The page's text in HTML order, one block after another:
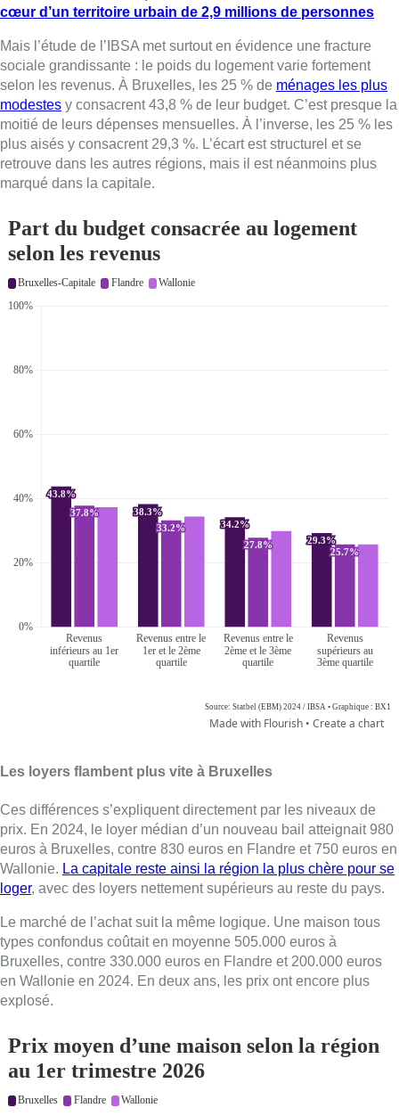
cœur d’un territoire urbain de 2,9 millions de personnes
Mais l’étude de l’IBSA met surtout en évidence une fracture
sociale grandissante : le poids du logement varie fortement
selon les revenus. À Bruxelles, les 25 % de ménages les plus
modestes y consacrent 43,8 % de leur budget. C’est presque la
moitié de leurs dépenses mensuelles. À l’inverse, les 25 % les
plus aisés y consacrent 29,3 %. L’écart est structurel et se
retrouve dans les autres régions, mais il est néanmoins plus
marqué dans la capitale.
Les loyers flambent plus vite à Bruxelles
Ces différences s’expliquent directement par les niveaux de
prix. En 2024, le loyer médian d’un nouveau bail atteignait 980
euros à Bruxelles, contre 830 euros en Flandre et 750 euros en
Wallonie. La capitale reste ainsi la région la plus chère pour se
loger, avec des loyers nettement supérieurs au reste du pays.
Le marché de l’achat suit la même logique. Une maison tous
types confondus coûtait en moyenne 505.000 euros à
Bruxelles, contre 330.000 euros en Flandre et 200.000 euros
en Wallonie en 2024. En deux ans, les prix ont encore plus
explosé.